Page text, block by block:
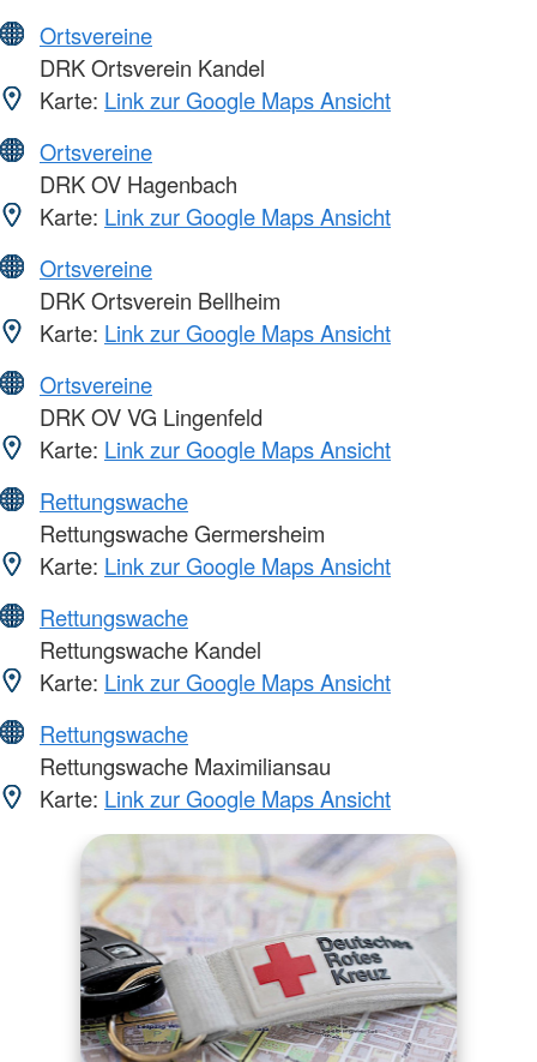
Ortsvereine
DRK Ortsverein Kandel
Karte: Link zur Google Maps Ansicht
Ortsvereine
DRK OV Hagenbach
Karte: Link zur Google Maps Ansicht
Ortsvereine
DRK Ortsverein Bellheim
Karte: Link zur Google Maps Ansicht
Ortsvereine
DRK OV VG Lingenfeld
Karte: Link zur Google Maps Ansicht
Rettungswache
Rettungswache Germersheim
Karte: Link zur Google Maps Ansicht
Rettungswache
Rettungswache Kandel
Karte: Link zur Google Maps Ansicht
Rettungswache
Rettungswache Maximiliansau
Karte: Link zur Google Maps Ansicht